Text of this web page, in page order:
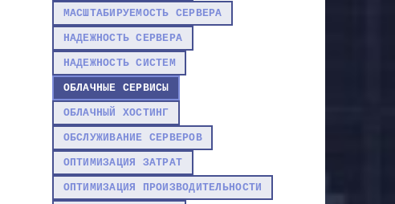
МАСШТАБИРУЕМОСТЬ СЕРВЕРА
НАДЕЖНОСТЬ СЕРВЕРА
НАДЕЖНОСТЬ СИСТЕМ
ОБЛАЧНЫЕ СЕРВИСЫ
ОБЛАЧНЫЙ ХОСТИНГ
ОБСЛУЖИВАНИЕ СЕРВЕРОВ
ОПТИМИЗАЦИЯ ЗАТРАТ
ОПТИМИЗАЦИЯ ПРОИЗВОДИТЕЛЬНОСТИ